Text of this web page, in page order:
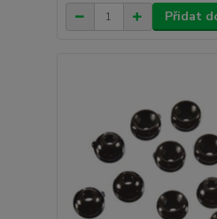
Přidat